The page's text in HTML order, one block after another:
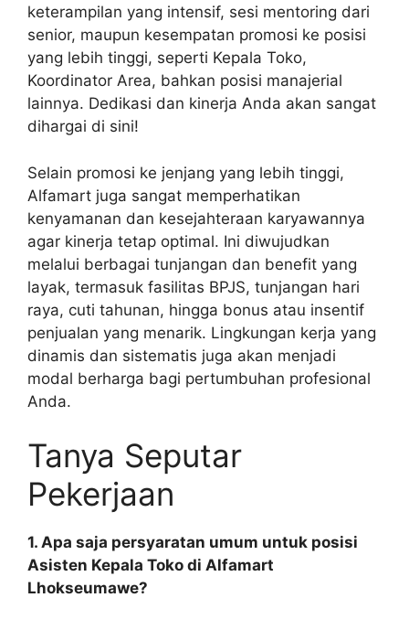
keterampilan yang intensif, sesi mentoring dari
senior, maupun kesempatan promosi ke posisi
yang lebih tinggi, seperti Kepala Toko,
Koordinator Area, bahkan posisi manajerial
lainnya. Dedikasi dan kinerja Anda akan sangat
dihargai di sini!
Selain promosi ke jenjang yang lebih tinggi,
Alfamart juga sangat memperhatikan
kenyamanan dan kesejahteraan karyawannya
agar kinerja tetap optimal. Ini diwujudkan
melalui berbagai tunjangan dan benefit yang
layak, termasuk fasilitas BPJS, tunjangan hari
raya, cuti tahunan, hingga bonus atau insentif
penjualan yang menarik. Lingkungan kerja yang
dinamis dan sistematis juga akan menjadi
modal berharga bagi pertumbuhan profesional
Anda.
Tanya Seputar
Pekerjaan
1. Apa saja persyaratan umum untuk posisi
Asisten Kepala Toko di Alfamart
Lhokseumawe?